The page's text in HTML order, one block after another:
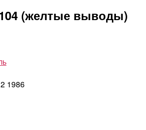
(желтые выводы)
2 1986